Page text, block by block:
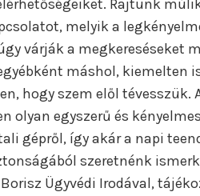
Rajtunk
melyik a
várják a megkereséseket
máshol, kiemelten
hogy szem elől tévesszük.
olyan egyszerű és kényelmes
gépről, így akár a napi
szeretnénk
Ügyvédi Irodával,